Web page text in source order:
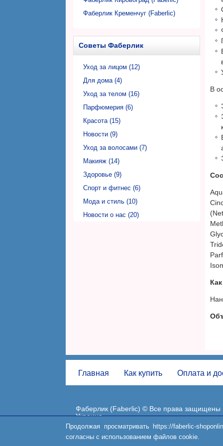
Фаберлик Кременчуг (Faberlic)
Фаберлик Николаев (Faberlic)
Фаберлик Никополь (Faberlic)
Фаберлик Одесса (Faberlic)
Фаберлик Полтава (Faberlic)
Фаберлик Ровно (Faberlic)
Фаберлик Сумы (Faberlic)
Фаберлик Тернополь (Faberlic)
Фаберлик Ужгород (Faberlic)
Фаберлик Харьков (Faberlic)
Фаберлик Херсон (Faberlic)
Фаберлик Хмельницкий (Faberlic)
Фаберлик Черкассы (Faberlic)
Советы Фаберлик
Уход за лицом (12)
Для дома (4)
Уход за телом (16)
Парфюмерия (6)
Красота (15)
Новости (9)
Уход за волосами (7)
Макияж (14)
Здоровье (9)
Спорт и фитнес (6)
Мода и стиль (10)
Новости о нас (20)
В
Главная Как купить Оплата и
Фаберлик (Faberlic) © Все права защищены
Украина
Продолжая просматривать https://faberlic-
согласны с использованием файлов cookie.